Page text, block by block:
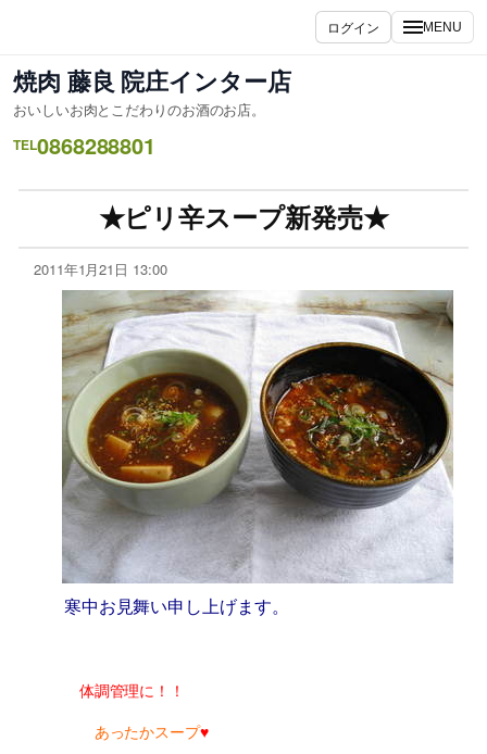
ログイン MENU
焼肉 藤良 院庄インター店
おいしいお肉とこだわりのお酒のお店。
TEL0868288801
★ピリ辛スープ新発売★
2011年1月21日 13:00
寒中お見舞い申し上げます。
体調管理に！！
あったかスープ♥